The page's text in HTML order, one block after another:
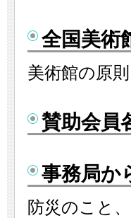
全国美術
美術館の原
賛助会員
事務局か
防災のこと